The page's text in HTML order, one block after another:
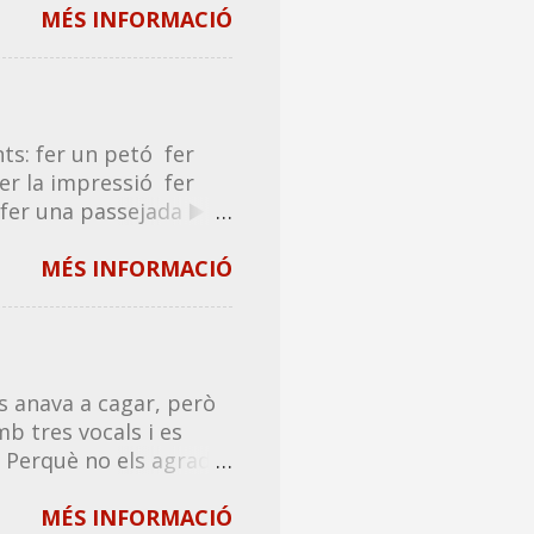
avanç de les
o el
MÉS INFORMACIÓ
fer un petó fer
la impressió fer
una passejada ▶️
garrotada donar
el sol ❌ tocar
MÉS INFORMACIÓ
anava a cagar, però
tres vocals i es
no els agrada
els altres set? _ Sí,
MÉS INFORMACIÓ